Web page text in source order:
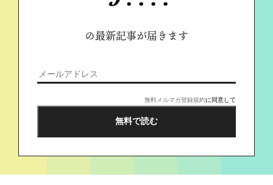
の最新記事が届きます
無料メルマガ登録規約に同意して